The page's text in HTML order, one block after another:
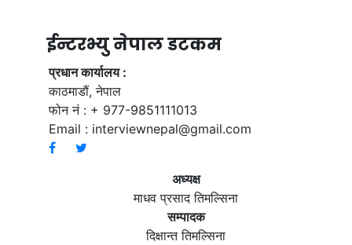
ईन्टरभ्यु नेपाल डटकम
प्रधान कार्यालय :
काठमाडौं, नेपाल
फोन नं : + 977-9851111013
Email : interviewnepal@gmail.com
अध्यक्ष
माधव प्रसाद तिमल्सिना
सम्पादक
दिक्षान्त तिमल्सिना